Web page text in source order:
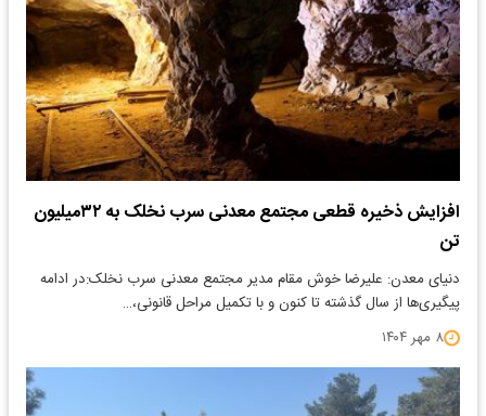
افزایش ذخیره قطعی مجتمع معدنی سرب نخلک به ۳۲میلیون
تن
دنیای معدن: علیرضا خوش مقام مدیر مجتمع معدنی سرب نخلک:در ادامه
پیگیری‌ها از سال گذشته تا کنون و با تکمیل مراحل قانونی،…
۸ مهر ۱۴۰۴